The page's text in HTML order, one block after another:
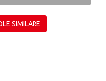
SIMILARE